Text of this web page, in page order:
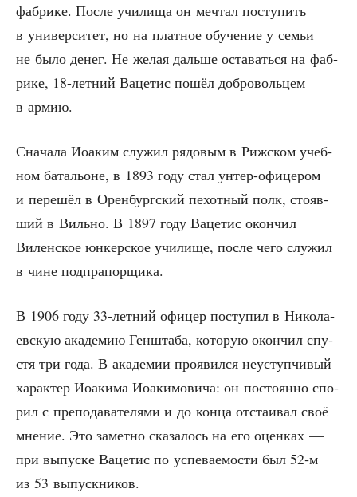
фаб­ри­ке. После учи­ли­ща он меч­тал посту­пить
в уни­вер­си­тет, но на плат­ное обу­че­ние у семьи
не было денег. Не желая даль­ше оста­вать­ся на фаб­
ри­ке, 18-лет­ний Ваце­тис пошёл доб­ро­воль­цем
в армию.
Сна­ча­ла Иоаким слу­жил рядо­вым в Риж­ском учеб­
ном бата­льоне, в 1893 году стал унтер-офи­це­ром
и пере­шёл в Орен­бург­ский пехот­ный полк, сто­яв­
ший в Виль­но. В 1897 году Ваце­тис окон­чил
Вилен­ское юнкер­ское учи­ли­ще, после чего слу­жил
в чине подпрапорщика.
В 1906 году 33-лет­ний офи­цер посту­пил в Нико­ла­
ев­скую ака­де­мию Ген­шта­ба, кото­рую окон­чил спу­
стя три года. В ака­де­мии про­явил­ся неуступ­чи­вый
харак­тер Иоаки­ма Иоаки­мо­ви­ча: он посто­ян­но спо­
рил с пре­по­да­ва­те­ля­ми и до кон­ца отста­и­вал своё
мне­ние. Это замет­но ска­за­лось на его оцен­ках —
при выпус­ке Ваце­тис по успе­ва­е­мо­сти был 52‑м
из 53 выпускников.